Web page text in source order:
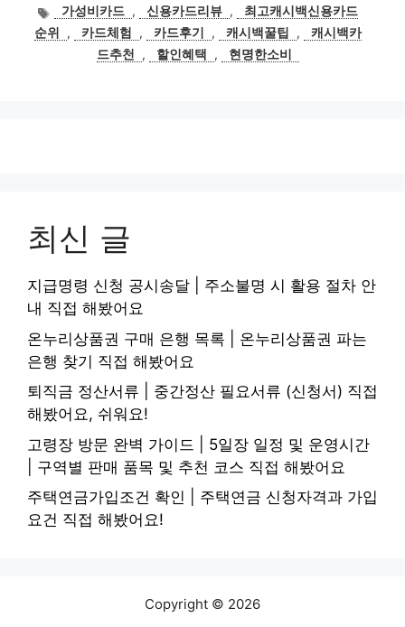
태
그
가성비카드 , 신용카드리뷰 ,
최고캐시백신용카드
순위
, 카드체험 , 카드후기 , 캐시백꿀팁 ,
캐시백카
드추천
, 할인혜택 , 현명한소비
최신 글
지급명령 신청 공시송달 | 주소불명 시 활용 절차 안
내 직접 해봤어요
온누리상품권 구매 은행 목록 | 온누리상품권 파는
은행 찾기 직접 해봤어요
퇴직금 정산서류 | 중간정산 필요서류 (신청서) 직접
해봤어요, 쉬워요!
고령장 방문 완벽 가이드 | 5일장 일정 및 운영시간
| 구역별 판매 품목 및 추천 코스 직접 해봤어요
주택연금가입조건 확인 | 주택연금 신청자격과 가입
요건 직접 해봤어요!
Copyright © 2026